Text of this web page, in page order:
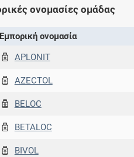
ονομασίες ομάδας
Εμπορική ονομασία
APLONIT
AZECTOL
BELOC
BETALOC
BIVOL